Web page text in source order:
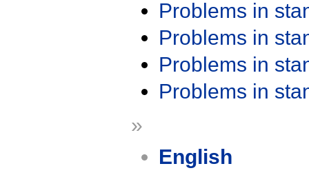
Problems in
Problems in
Problems in
Problems in
»
English